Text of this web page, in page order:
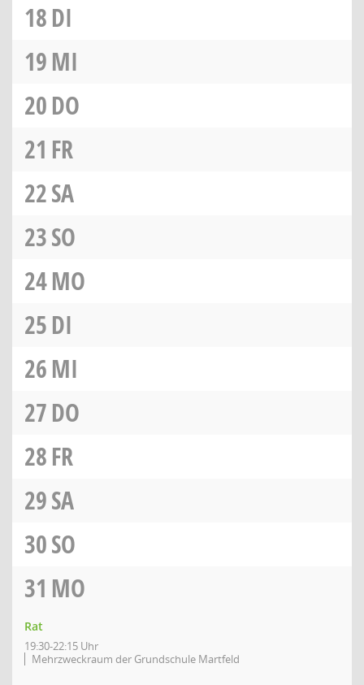
18DI
19MI
20DO
21 FR
22SA
23SO
24MO
25DI
26MI
27DO
28FR
29SA
30SO
31 MO
Rat
19:30-22:15 Uhr
Mehrzweckraum der Grundschule Martfeld